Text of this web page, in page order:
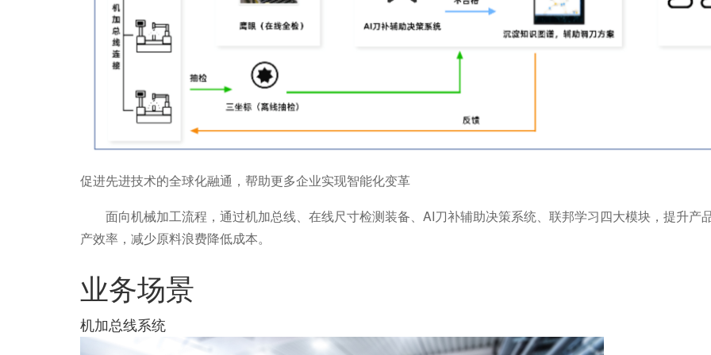
促进先进技术的全球化融通，帮助更多企业实现智能化变革
面向机械加工流程，通过机加总线、在线尺寸检测装备、AI刀补辅助决策系统、联邦学习四大模块，提升产
产效率，减少原料浪费降低成本。
业务场景
机加总线系统